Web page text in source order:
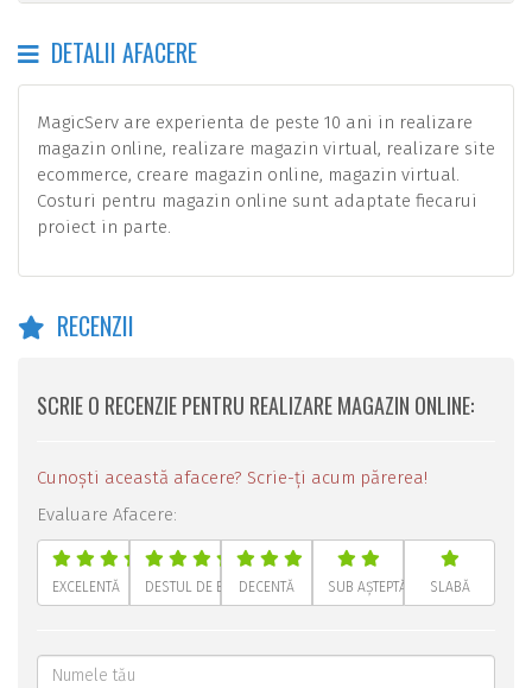
DETALII AFACERE
MagicServ are experienta de peste 10 ani in realizare
magazin online, realizare magazin virtual, realizare site
ecommerce, creare magazin online, magazin virtual.
Costuri pentru magazin online sunt adaptate fiecarui
proiect in parte.
RECENZII
SCRIE O RECENZIE PENTRU REALIZARE MAGAZIN ONLINE:
Cunoști această afacere? Scrie-ți acum părerea!
Evaluare Afacere:
EXCELENTĂ DESTUL DE BUNĂDECENTĂ SUB AȘTEPTĂRI SLABĂ